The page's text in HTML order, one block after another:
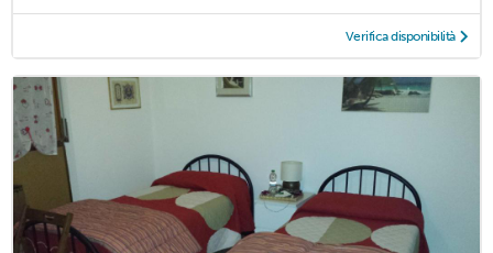
Verifica disponibilità